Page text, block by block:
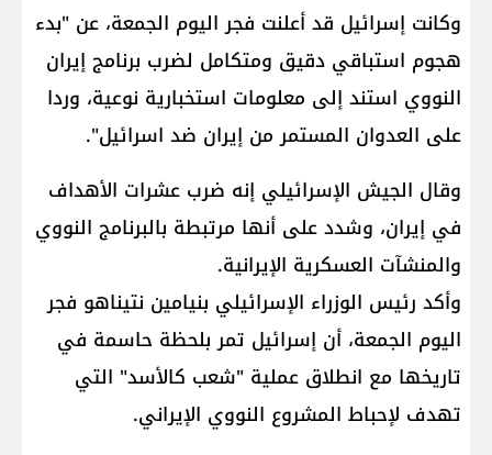
وكانت إسرائيل قد أعلنت فجر اليوم الجمعة، عن "بدء
هجوم استباقي دقيق ومتكامل لضرب برنامج إيران
النووي استند إلى معلومات استخبارية نوعية، وردا
على العدوان المستمر من إيران ضد اسرائيل".
وقال الجيش الإسرائيلي إنه ضرب عشرات الأهداف
في إيران، وشدد على أنها مرتبطة بالبرنامج النووي
والمنشآت العسكرية الإيرانية.
وأكد رئيس الوزراء الإسرائيلي بنيامين نتيناهو فجر
اليوم الجمعة، أن إسرائيل تمر بلحظة حاسمة في
تاريخها مع انطلاق عملية "شعب كالأسد" التي
تهدف لإحباط المشروع النووي الإيراني.